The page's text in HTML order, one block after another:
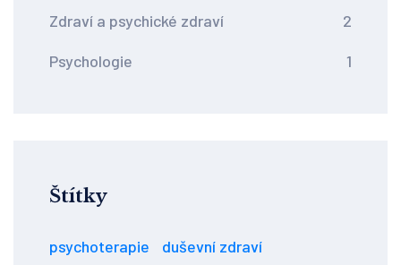
Zdraví a psychické zdraví 2
Psychologie 1
Štítky
psychoterapie
duševní zdraví